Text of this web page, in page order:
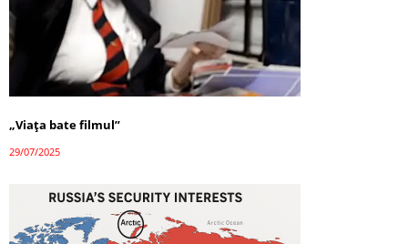
„Viața bate filmul”
29/07/2025